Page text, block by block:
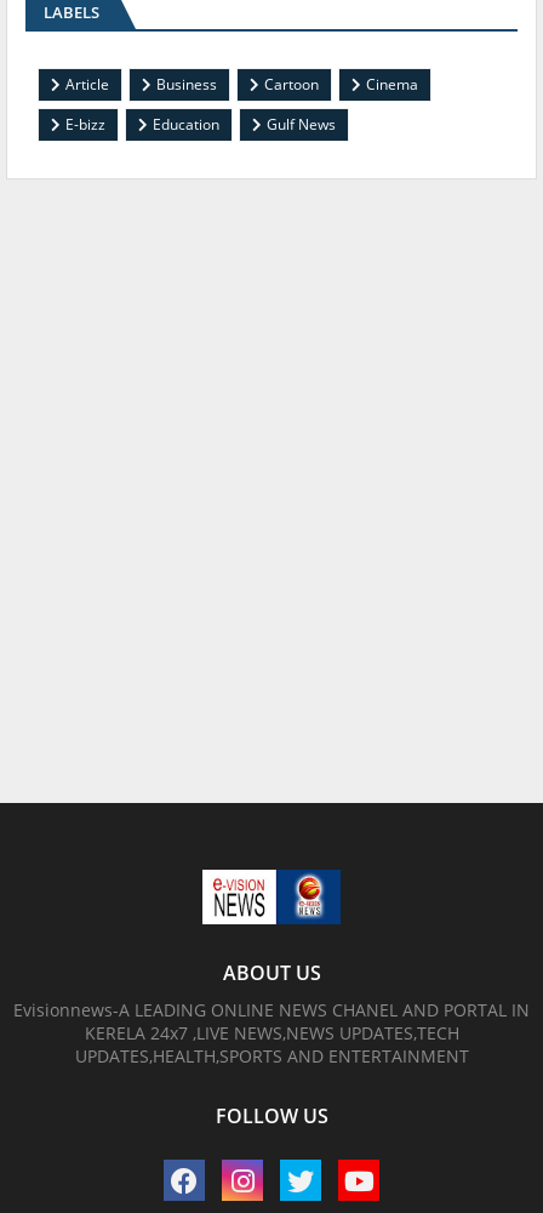
LABELS
Article Business Cartoon
Cinema
E-bizz
Education Gulf News
ABOUT US
Evisionnews-A LEADING ONLINE NEWS CHANEL AND PORTAL IN
KERELA 24x7 ,LIVE NEWS,NEWS UPDATES,TECH
UPDATES,HEALTH,SPORTS AND ENTERTAINMENT
FOLLOW US